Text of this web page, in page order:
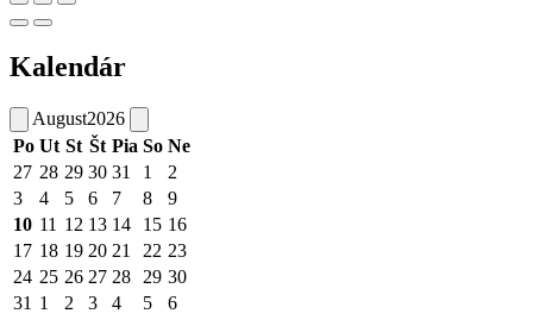
Kalendár
August2026
Po Ut St Št Pia So Ne
27 28 29 30 31 1
2
3
4 5 6 7 8
9
10 11 12 13 14 15 16
17 18 19 20 21 22 23
24 25 26 27 28 29 30
31 1 2 3 4 5 6